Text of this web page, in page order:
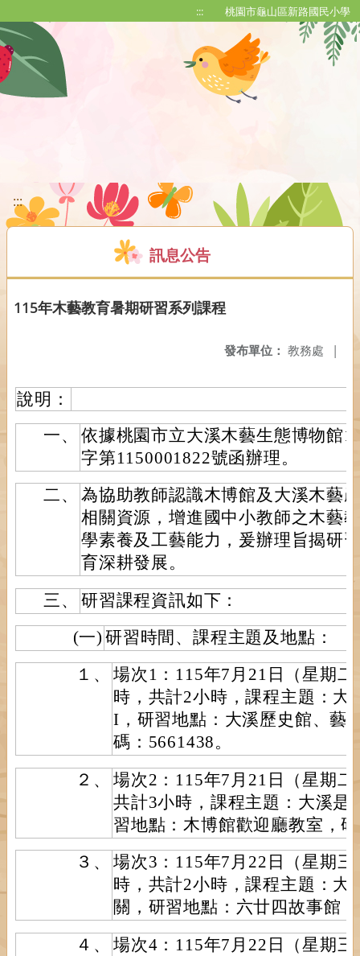
::: 桃園市龜山區新路國民小學
:::
訊息公告
115年木藝教育暑期研習系列課程
發布單位： 教務處 |
說明：
一、
依據桃園市立大溪木藝生態博物館
字第1150001822號函辦理。
二、
為協助教師認識木博館及大溪木藝
相關資源，增進國中小教師之木藝
學素養及工藝能力，爰辦理旨揭研
育深耕發展。
三、
研習課程資訊如下：
(一) 研習時間、課程主題及地點：
１、
場次1：115年7月21日（星期
時，共計2小時，課程主題：大
I，研習地點：大溪歷史館、藝
碼：5661438。
２、
場次2：115年7月21日（星期
共計3小時，課程主題：大溪是
習地點：木博館歡迎廳教室，
３、
場次3：115年7月22日（星期
時，共計2小時，課程主題：大
關，研習地點：六廿四故事館
４、
場次4：115年7月22日（星期